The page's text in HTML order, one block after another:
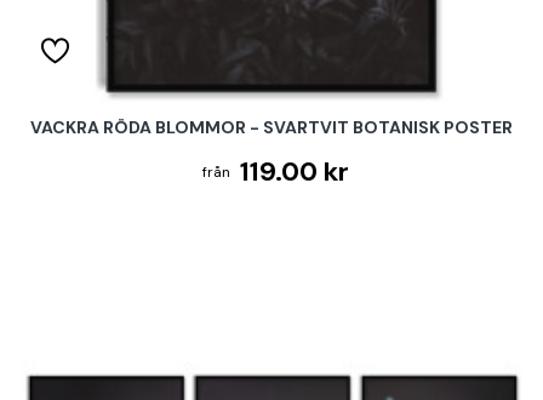
VACKRA RÖDA BLOMMOR - SVARTVIT BOTANISK POSTER
119.00 kr